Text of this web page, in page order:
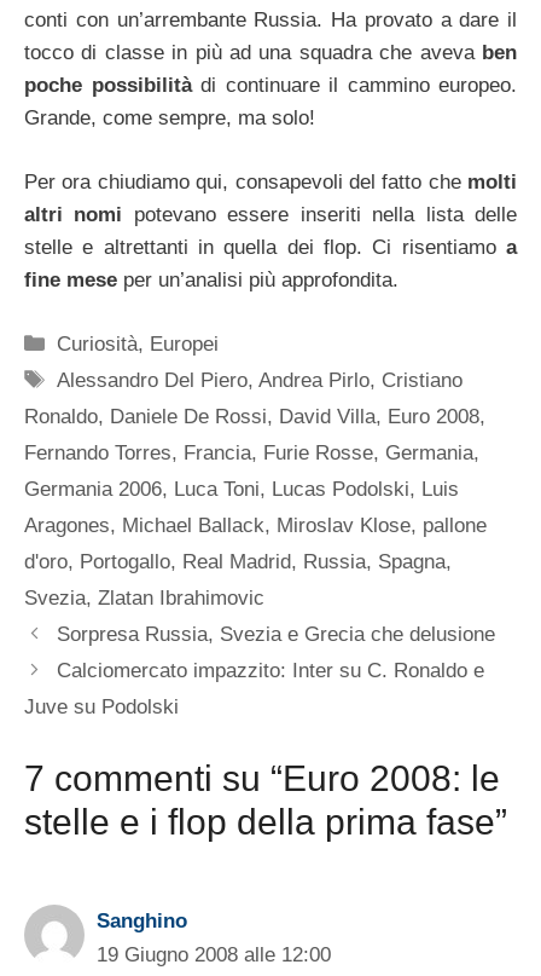
conti con un’arrembante Russia. Ha provato a dare il
tocco di classe in più ad una squadra che aveva ben
poche possibilitàdi continuare il cammino europeo.
Grande, come sempre, ma solo!
Per ora chiudiamo qui, consapevoli del fatto che molti
altri nomi potevano essere inseriti nella lista delle
stelle e altrettanti in quella dei flop. Ci risentiamo a
fine mese per un’analisi più approfondita.
Categorie
Curiosità, Europei
Tag
Alessandro Del Piero,Andrea Pirlo, Cristiano
Ronaldo, Daniele De Rossi, David Villa, Euro 2008,
Fernando Torres, Francia, Furie Rosse, Germania,
Germania 2006, Luca Toni, Lucas Podolski, Luis
Aragones, Michael Ballack, Miroslav Klose, pallone
d'oro, Portogallo, Real Madrid, Russia, Spagna,
Svezia, Zlatan Ibrahimovic
Sorpresa Russia, Svezia e Grecia che delusione
Calciomercato impazzito: Inter su C. Ronaldo e
Juve su Podolski
7 commenti su “Euro 2008: le
stelle e i flop della prima fase”
Sanghino
19 Giugno 2008 alle 12:00